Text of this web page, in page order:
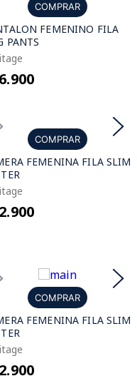
COMPRAR
FEMENINO FILA
PANTS
COMPRAR
FEMENINA FILA SLIM
COMPRAR
FEMENINA FILA SLIM